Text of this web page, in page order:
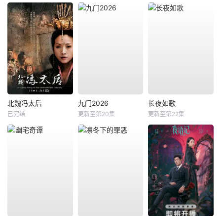
北魏冯太后
已完结
九门2026
更新至第20集
长夜如歌
更新至第22集